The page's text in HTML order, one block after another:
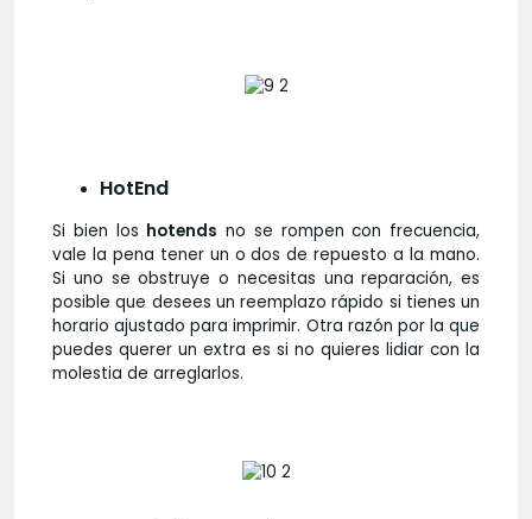
HotEnd
Si bien los hotends no se rompen con frecuencia,
vale la pena tener un o dos de repuesto a la mano.
Si uno se obstruye o necesitas una reparación, es
posible que desees un reemplazo rápido si tienes un
horario ajustado para imprimir. Otra razón por la que
puedes querer un extra es si no quieres lidiar con la
molestia de arreglarlos.